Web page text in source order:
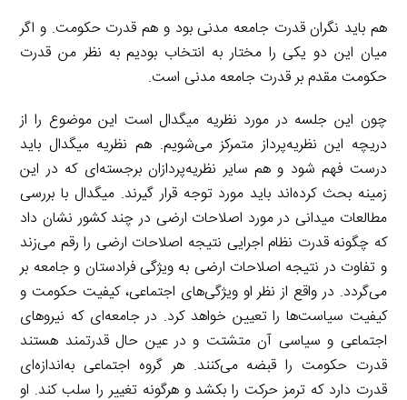
هم باید نگران قدرت جامعه مدنی بود و هم قدرت حکومت. و اگر
میان این دو یکی را مختار به انتخاب بودیم به نظر من قدرت
حکومت مقدم بر قدرت جامعه مدنی است.
چون این جلسه در مورد نظریه میگدال است این موضوع را از
دریچه این نظریه‌پرداز متمرکز می‌شویم. هم نظریه میگدال باید
درست فهم شود و هم سایر نظریه‌پردازان برجسته‌ای که در این
زمینه بحث کرده‌اند باید مورد توجه قرار گیرند. میگدال با بررسی
مطالعات میدانی در مورد اصلاحات ارضی در چند کشور نشان داد
که چگونه قدرت نظام اجرایی نتیجه اصلاحات ارضی را رقم می‌زند
و تفاوت در نتیجه اصلاحات ارضی به ویژگی فرادستان و جامعه بر
می‌گردد. در واقع از نظر او ویژگی‌های اجتماعی، کیفیت حکومت و
کیفیت سیاست‌ها را تعیین خواهد کرد. در جامعه‌ای که نیروهای
اجتماعی و سیاسی آن متشتت و در عین حال قدرتمند هستند
قدرت حکومت را قبضه می‌کنند. هر گروه اجتماعی به‌اندازه‌ای
قدرت دارد که ترمز حرکت را بکشد و هرگونه تغییر را سلب کند. او